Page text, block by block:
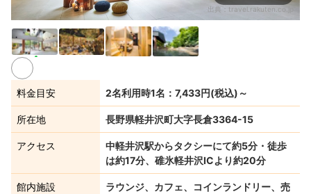
出典： travel.rakuten.co.jp
料金目安 2名利用時1名：7,433円(税込)～
所在地 長野県軽井沢町大字長倉3364-15
アクセス
中軽井沢駅からタクシーにて約5分・徒歩
は約17分、碓氷軽井沢ICより約20分
館内施設
ラウンジ、カフェ、コインランドリー、売